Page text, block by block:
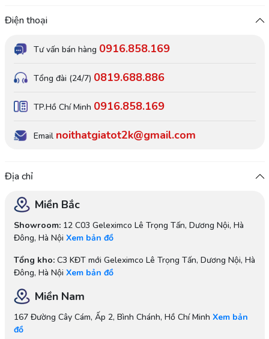
Điện thoại
Tư vấn bán hàng 0916.858.169
Tổng đài (24/7) 0819.688.886
TP.Hồ Chí Minh 0916.858.169
Email noithatgiatot2k@gmail.com
Địa chỉ
Miền Bắc
Showroom:12 C03 Geleximco Lê Trọng Tấn, Dương Nội, Hà
Đông, Hà Nội Xem bản đồ
Tổng kho:C3 KĐT mới Geleximco Lê Trọng Tấn, Dương Nội, Hà
Đông, Hà Nội Xem bản đồ
Miền Nam
167 Đường Cây Cám, Ấp 2, Bình Chánh, Hồ Chí Minh Xem bản
đồ